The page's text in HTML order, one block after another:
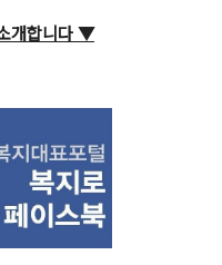
개합니다 ▼